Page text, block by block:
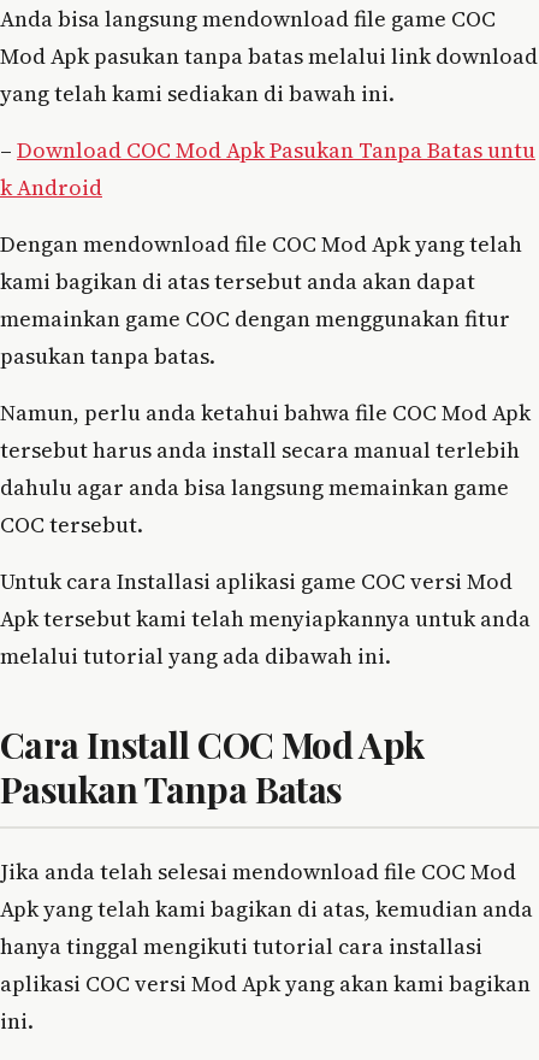
Anda bisa langsung mendownload file game COC
Mod Apk pasukan tanpa batas melalui link download
yang telah kami sediakan di bawah ini.
– Download COC Mod Apk Pasukan Tanpa Batas untu
k Android
Dengan mendownload file COC Mod Apk yang telah
kami bagikan di atas tersebut anda akan dapat
memainkan game COC dengan menggunakan fitur
pasukan tanpa batas.
Namun, perlu anda ketahui bahwa file COC Mod Apk
tersebut harus anda install secara manual terlebih
dahulu agar anda bisa langsung memainkan game
COC tersebut.
Untuk cara Installasi aplikasi game COC versi Mod
Apk tersebut kami telah menyiapkannya untuk anda
melalui tutorial yang ada dibawah ini.
Cara Install COC Mod Apk
Pasukan Tanpa Batas
Jika anda telah selesai mendownload file COC Mod
Apk yang telah kami bagikan di atas, kemudian anda
hanya tinggal mengikuti tutorial cara installasi
aplikasi COC versi Mod Apk yang akan kami bagikan
ini.